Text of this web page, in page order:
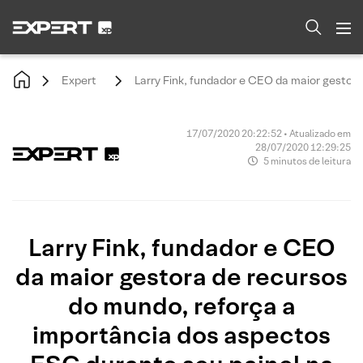
Expert Larry Fink, fundador e CEO da maior
17/07/2020 20:22:52 • Atualizado em
28/07/2020 12:29:25
5 minutos de leitura
Larry Fink, fundador e CEO
da maior gestora de recursos
do mundo, reforça a
importância dos aspectos